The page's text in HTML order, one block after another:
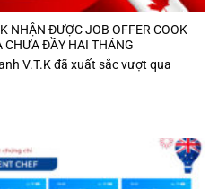
NHẬN ĐƯỢC JOB OFFER COOK
CHƯA ĐẦY HAI THÁNG
V.T.K đã xuất sắc vượt qua